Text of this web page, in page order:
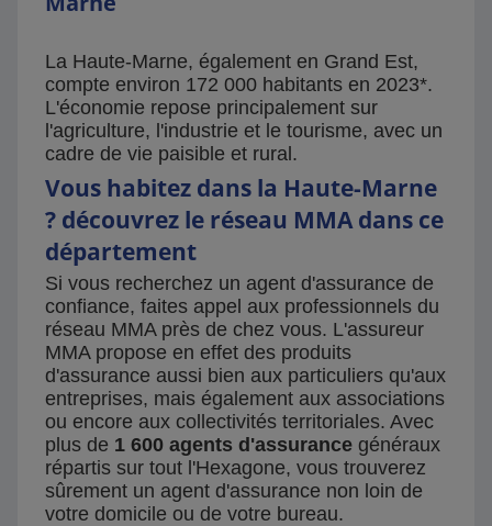
La Haute-Marne, également en Grand Est,
compte environ 172 000 habitants en 2023*.
L'économie repose principalement sur
l'agriculture, l'industrie et le tourisme, avec un
cadre de vie paisible et rural.
Vous habitez dans la Haute-Marne
? découvrez le réseau MMA dans ce
département
Si vous recherchez un agent d'assurance de
confiance, faites appel aux professionnels du
réseau MMA près de chez vous. L'assureur
MMA propose en effet des produits
d'assurance aussi bien aux particuliers qu'aux
entreprises, mais également aux associations
ou encore aux collectivités territoriales. Avec
plus de 1 600 agents d'assurance généraux
répartis sur tout l'Hexagone, vous trouverez
sûrement un agent d'assurance non loin de
votre domicile ou de votre bureau.